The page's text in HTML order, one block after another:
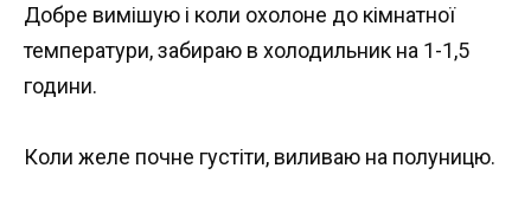
Добре вимішую і коли охолоне до кімнатної
температури, забираю в холодильник на 1-1,5
години.
Коли желе почне густіти, виливаю на полуницю.